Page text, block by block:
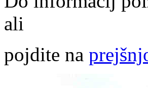
ali
pojdite na